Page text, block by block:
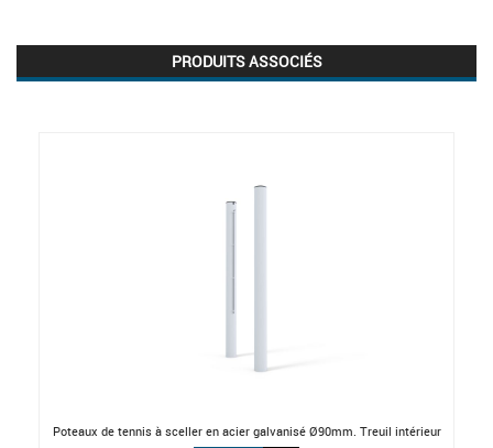
PRODUITS ASSOCIÉS
Poteaux de tennis à sceller en acier galvanisé Ø90mm. Treuil intérieur